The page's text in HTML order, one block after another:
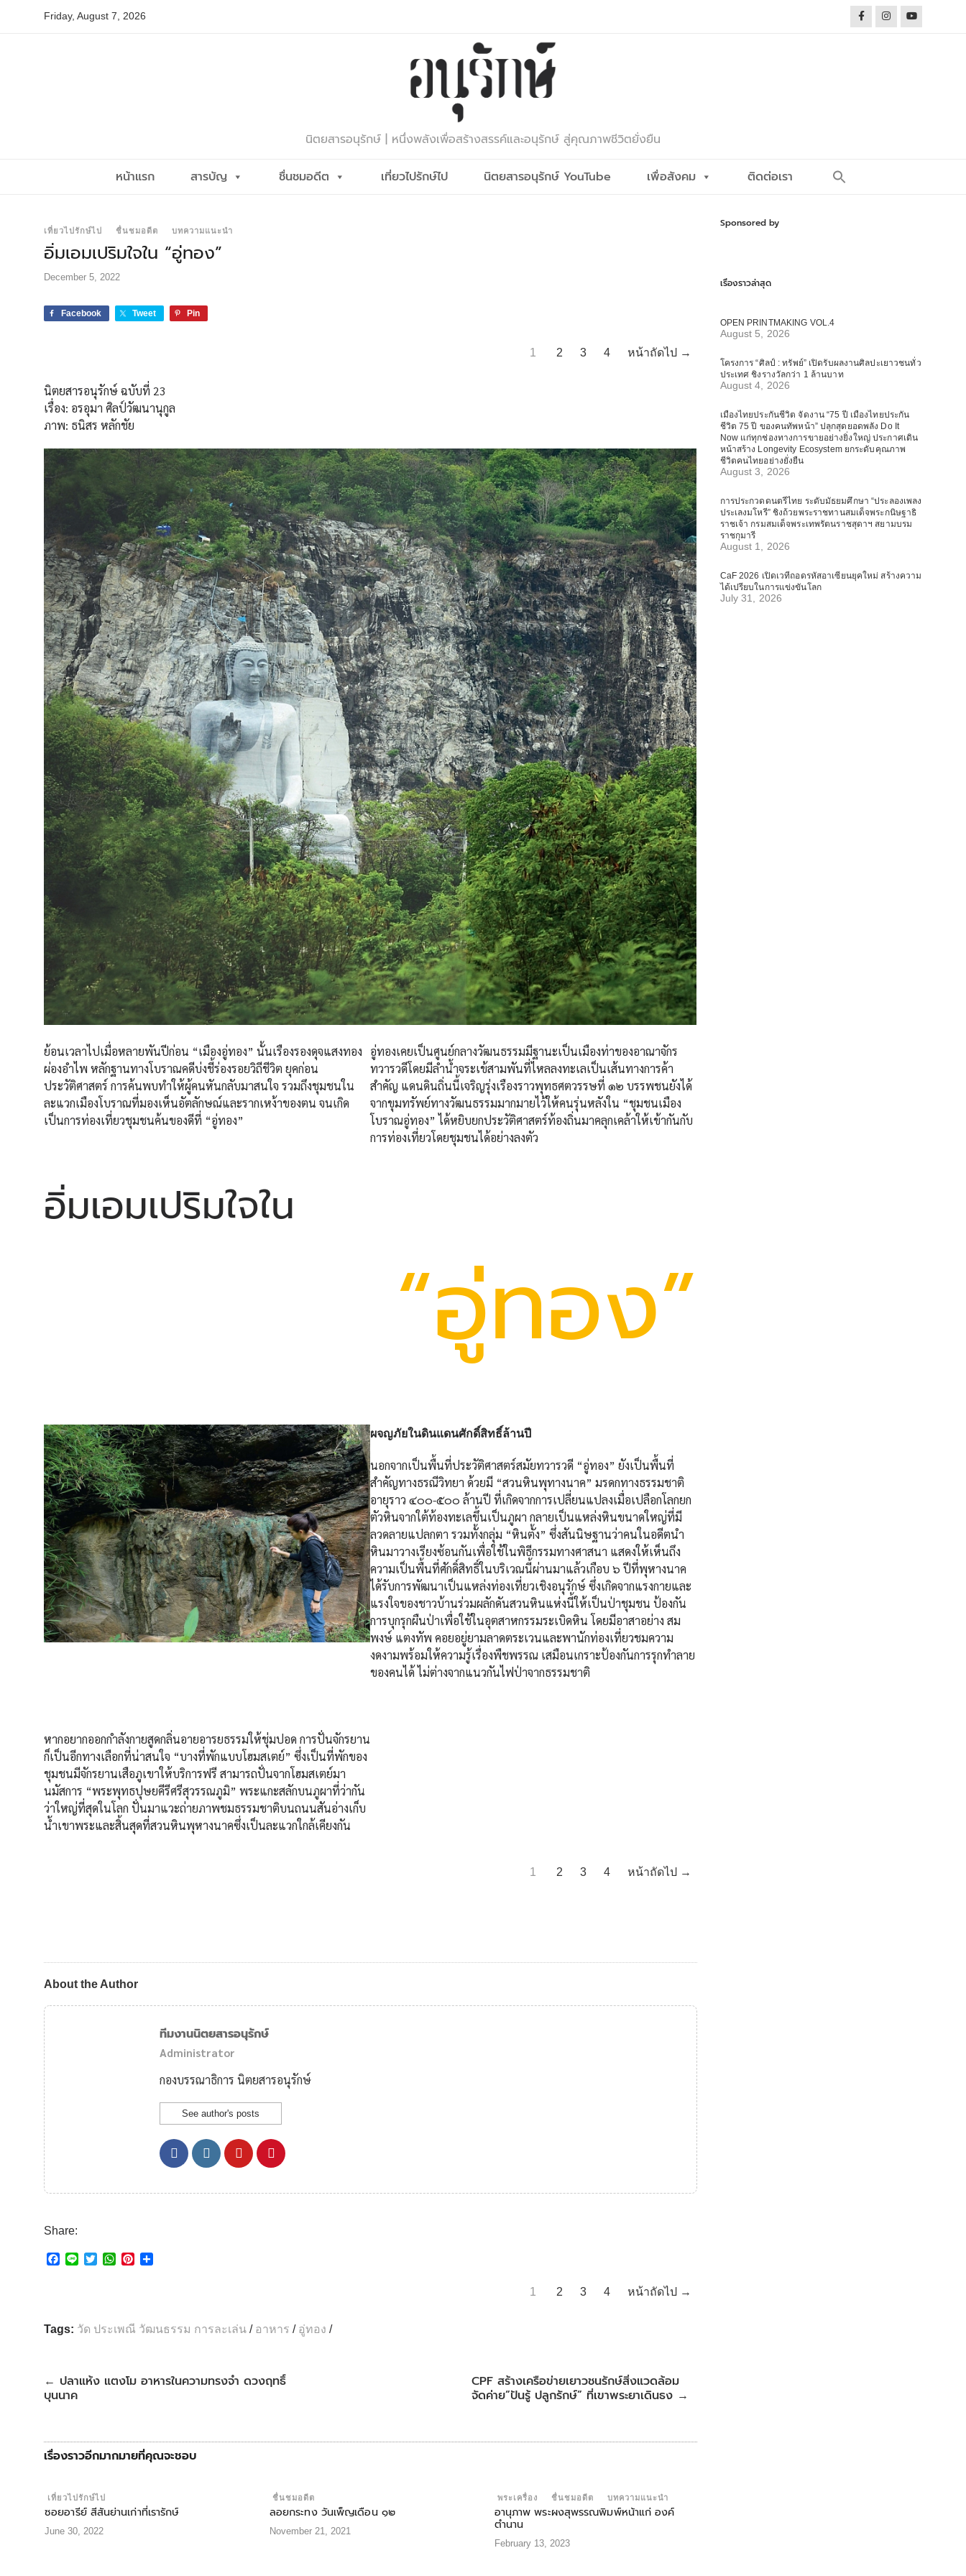
Friday, August 7, 2026
นิตยสารอนุรักษ์ | หนึ่งพลังเพื่อสร้างสรรค์และอนุรักษ์ สู่คุณภาพชีวิตยั่งยืน
หน้าแรก สารบัญ ชื่นชมอดีต เที่ยวไปรักษ์ไป นิตยสารอนุรักษ์ YouTube เพื่อสังคม ติดต่อเรา
เที่ยวไปรักษ์ไป ชื่นชมอดีต บทความแนะนำ
อิ่มเอมเปริมใจใน “อู่ทอง”
December 5, 2022
Facebook Tweet Pin
1 2 3 4 หน้าถัดไป →
นิตยสารอนุรักษ์ ฉบับที่ 23
เรื่อง: อรอุมา ศิลป์วัฒนานุกูล
ภาพ: ธนิสร หลักชัย
ย้อนเวลาไปเมื่อหลายพันปีก่อน “เมืองอู่ทอง” นั้นเรืองรองดุจแสงทอง
ผ่องอำไพ หลักฐานทางโบราณคดีบ่งชี้ร่องรอยวิถีชีวิต ยุคก่อน
ประวัติศาสตร์ การค้นพบทำให้ผู้คนหันกลับมาสนใจ รวมถึงชุมชนใน
ละแวกเมืองโบราณที่มองเห็นอัตลักษณ์และรากเหง้าของตน จนเกิด
เป็นการท่องเที่ยวชุมชนค้นของดีที่ “อู่ทอง”
อู่ทองเคยเป็นศูนย์กลางวัฒนธรรมมีฐานะเป็นเมืองท่าของอาณาจักร
ทวารวดีโดยมีลำน้ำจระเข้สามพันที่ไหลลงทะเลเป็นเส้นทางการค้า
สำคัญ แดนดินถิ่นนี้เจริญรุ่งเรืองราวพุทธศตวรรษที่ ๑๒ บรรพชนยังได้
จากขุมทรัพย์ทางวัฒนธรรมมากมายไว้ให้คนรุ่นหลังใน “ชุมชนเมือง
โบราณอู่ทอง” ได้หยิบยกประวัติศาสตร์ท้องถิ่นมาคลุกเคล้าให้เข้ากันกับ
การท่องเที่ยวโดยชุมชนได้อย่างลงตัว
อิ่มเอมเปริมใจใน
“อู่ทอง”
ผจญภัยในดินแดนศักดิ์สิทธิ์ล้านปี
นอกจากเป็นพื้นที่ประวัติศาสตร์สมัยทวารวดี “อู่ทอง” ยังเป็นพื้นที่
สำคัญทางธรณีวิทยา ด้วยมี “สวนหินพุทางนาค” มรดกทางธรรมชาติ
อายุราว ๔๐๐-๕๐๐ ล้านปี ที่เกิดจากการเปลี่ยนแปลงเมื่อเปลือกโลกยก
ตัวหินจากใต้ท้องทะเลขึ้นเป็นภูผา กลายเป็นแหล่งหินขนาดใหญ่ที่มี
ลวดลายแปลกตา รวมทั้งกลุ่ม “หินตั้ง” ซึ่งสันนิษฐานว่าคนในอดีตนำ
หินมาวางเรียงซ้อนกันเพื่อใช้ในพิธีกรรมทางศาสนา แสดงให้เห็นถึง
ความเป็นพื้นที่ศักดิ์สิทธิ์ในบริเวณนี้ผ่านมาแล้วเกือบ ๖ ปีที่พุหางนาค
ได้รับการพัฒนาเป็นแหล่งท่องเที่ยวเชิงอนุรักษ์ ซึ่งเกิดจากแรงกายและ
แรงใจของชาวบ้านร่วมผลักดันสวนหินแห่งนี้ให้เป็นป่าชุมชน ป้องกัน
การบุกรุกผืนป่าเพื่อใช้ในอุตสาหกรรมระเบิดหิน โดยมีอาสาอย่าง สม
พงษ์ แตงทัพ คอยอยู่ยามลาดตระเวนและพานักท่องเที่ยวชมความ
งดงามพร้อมให้ความรู้เรื่องพืชพรรณ เสมือนเกราะป้องกันการรุกทำลาย
ของคนได้ ไม่ต่างจากแนวกันไฟป่าจากธรรมชาติ
หากอยากออกกำลังกายสูดกลิ่นอายอารยธรรมให้ชุ่มปอด การปั่นจักรยาน
ก็เป็นอีกทางเลือกที่น่าสนใจ “บางที่พักแบบโฮมสเตย์” ซึ่งเป็นที่พักของ
ชุมชนมีจักรยานเสือภูเขาให้บริการฟรี สามารถปั่นจากโฮมสเตย์มา
นมัสการ “พระพุทธปุษยคีรีศรีสุวรรณภูมิ” พระแกะสลักบนภูผาที่ว่ากัน
ว่าใหญ่ที่สุดในโลก ปั่นมาแวะถ่ายภาพชมธรรมชาติบนถนนสันอ่างเก็บ
น้ำเขาพระและสิ้นสุดที่สวนหินพุหางนาคซึ่งเป็นละแวกใกล้เคียงกัน
1 2 3 4 หน้าถัดไป →
About the Author
ทีมงานนิตยสารอนุรักษ์
Administrator
กองบรรณาธิการ นิตยสารอนุรักษ์
See author's posts
Share:
o
e
r
W
A
p
e
1 2 3 4 หน้าถัดไป →
Tags: วัด ประเพณี วัฒนธรรม การละเล่น / อาหาร / อู่ทอง /
← ปลาแห้ง แตงโม อาหารในความทรงจำ ดวงฤทธิ์
บุนนาค
CPF สร้างเครือข่ายเยาวชนรักษ์สิ่งแวดล้อม
จัดค่าย”ปันรู้ ปลูกรักษ์” ที่เขาพระยาเดินธง →
เรื่องราวอีกมากมายที่คุณจะชอบ
เที่ยวไปรักษ์ไป
ซอยอารีย์ สีสันย่านเก่าที่เรารักษ์
June 30, 2022
ชื่นชมอดีต
ลอยกระทง วันเพ็ญเดือน ๑๒
November 21, 2021
พระเครื่อง ชื่นชมอดีต บทความแนะนำ
อานุภาพ พระผงสุพรรณพิมพ์หน้าแก่ องค์
ตำนาน
February 13, 2023
Sponsored by
เรื่องราวล่าสุด
OPEN PRINTMAKING VOL.4
August 5, 2026
โครงการ “ศิลป์ : ทรัพย์” เปิดรับผลงานศิลปะเยาวชนทั่ว
ประเทศ ชิงรางวัลกว่า 1 ล้านบาท
August 4, 2026
เมืองไทยประกันชีวิต จัดงาน “75 ปี เมืองไทยประกัน
ชีวิต 75 ปี ของคนทัพหน้า” ปลุกสุดยอดพลัง Do It
Now แก่ทุกช่องทางการขายอย่างยิ่งใหญ่ ประกาศเดิน
หน้าสร้าง Longevity Ecosystem ยกระดับคุณภาพ
ชีวิตคนไทยอย่างยั่งยืน
August 3, 2026
การประกวดดนตรีไทย ระดับมัธยมศึกษา “ประลองเพลง
ประเลงมโหรี” ชิงถ้วยพระราชทานสมเด็จพระกนิษฐาธิ
ราชเจ้า กรมสมเด็จพระเทพรัตนราชสุดาฯ สยามบรม
ราชกุมารี
August 1, 2026
CaF 2026 เปิดเวทีถอดรหัสอาเซียนยุคใหม่ สร้างความ
ได้เปรียบในการแข่งขันโลก
July 31, 2026